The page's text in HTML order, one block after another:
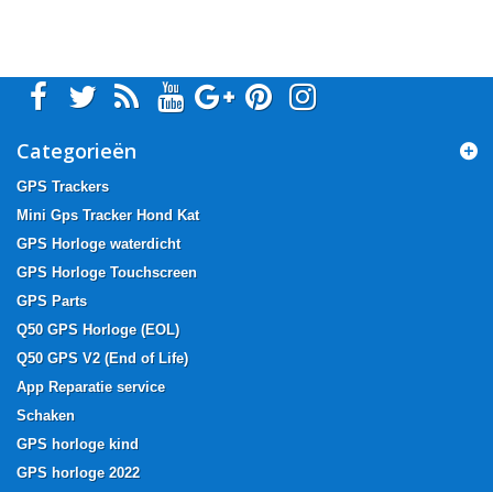
Categorieën
GPS Trackers
Mini Gps Tracker Hond Kat
GPS Horloge waterdicht
GPS Horloge Touchscreen
GPS Parts
Q50 GPS Horloge (EOL)
Q50 GPS V2 (End of Life)
App Reparatie service
Schaken
GPS horloge kind
GPS horloge 2022